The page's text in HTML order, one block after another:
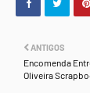
ANTIGOS
Encomenda
Oliveira